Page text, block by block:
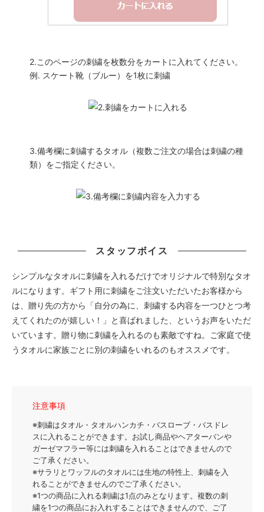
リボンピンク/275円
リボンブルー/275円
バタフライ/275円
くるま
トレインレッド/440円
トレインブルー/440円
ヒコーキ/385円
ピン
ヨット
イカリ赤
イカリ黒
ペンギン
2.このページの刺繍を枚数分をカートに入れてください。
例. スケート靴（ブルー）を1枚に刺繍
3.備考欄に刺繍するタオル（複数ご注文の場合は刺繍の種
類）をご指定ください。
スタッフボイス
シンプルなタオルに刺繍を入れるだけでオリジナルで特別なタオ
ルになります。ギフト用に刺繍をご注文いただいたお客様から
は、贈り先の方から「自分の為に、刺繍する内容を一つひとつ考
えてくれたのが嬉しい！」と喜ばれました、というお声をいただ
いています。贈り物に刺繍を入れるのも素敵ですね。ご家庭で使
うタオルに家族ごとに別の刺繍をいれるのもオススメです。
注意事項
※刺繍はタオル・タオルハンカチ・バスローブ・バスドレ
スに入れることができます。お試し商品やヘアターバンや
ガーゼマフラー等には刺繍を入れることはできませんので
ご了承ください。
※サラリとワッフルのタオルには生地の特性上、刺繍を入
れることができませんのでご了承ください。
※1つの商品に入れる刺繍は1点のみとなります。複数の刺
繍を1つの商品にお入れすることはできませんので、ご了